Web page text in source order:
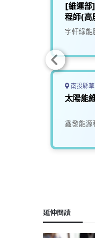
[維運部
程師(高
宇軒綠能
南投縣
太陽能
鑫發能源
延伸閱讀